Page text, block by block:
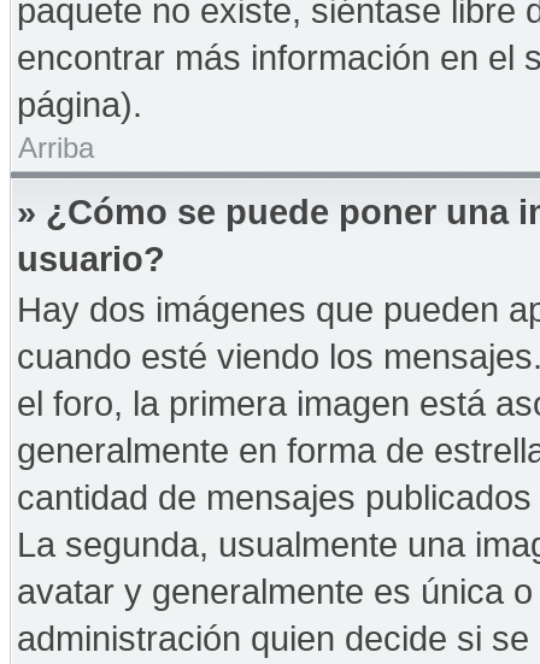
paquete no existe, siéntase libre
encontrar más información en el
página).
Arriba
» ¿Cómo se puede poner una
usuario?
Hay dos imágenes que pueden
cuando esté viendo los
el foro, la primera imagen está
generalmente en forma de
cantidad de mensajes
La segunda, usualmente una
avatar y generalmente es única
administración quien decide si